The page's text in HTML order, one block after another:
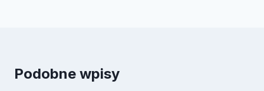
Podobne wpisy